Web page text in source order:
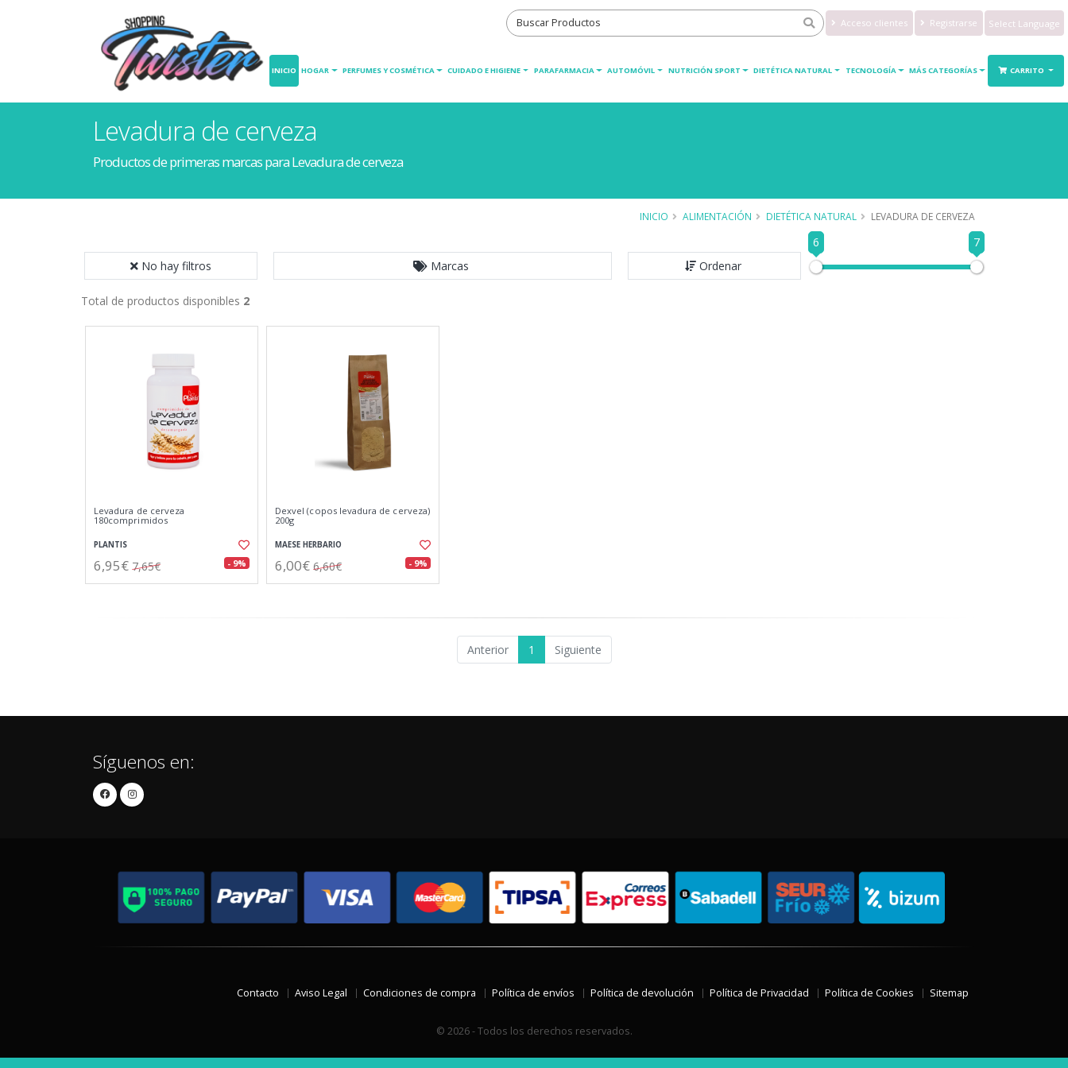
Acceso clientes Registrarse
Translate
INICIO HOGAR PERFUMES Y COSMÉTICA CUIDADO E HIGIENE PARAFARMACIA AUTOMÓVIL NUTRICIÓN SPORT DIETÉTICA NATURAL TECNOLOGÍA MÁS CATEGORÍAS CARRITO
Levadura de cerveza
Productos de primeras marcas para Levadura de cerveza
INICIO ALIMENTACIÓN DIETÉTICA NATURAL LEVADURA DE CERVEZA
No hay filtros Marcas Ordenar
6 7
Total de productos disponibles 2
Levadura de cerveza
180comprimidos
PLANTIS
6,95€ 7,65€ - 9%
Dexvel (copos levadura de cerveza)
200g
MAESE HERBARIO
6,00€ 6,60€ - 9%
Anterior 1 Siguiente
Síguenos en:
Contacto Aviso Legal Condiciones de compra Política de envíos Política de devolución Política de Privacidad Política de Cookies Sitemap
© 2026 - Todos los derechos reservados.